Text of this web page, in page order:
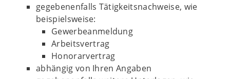
gegebenenfalls Tätigkeitsnachweise, wie
beispielsweise:
Gewerbeanmeldung
Arbeitsvertrag
Honorarvertrag
abhängig von Ihren Angaben